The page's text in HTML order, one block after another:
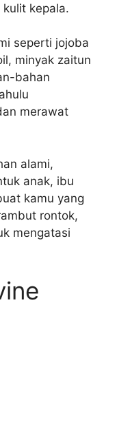
kepala.
seperti jojoba
minyak zaitun
bahan
merawat
alami,
anak, ibu
kamu yang
rontok,
mengatasi